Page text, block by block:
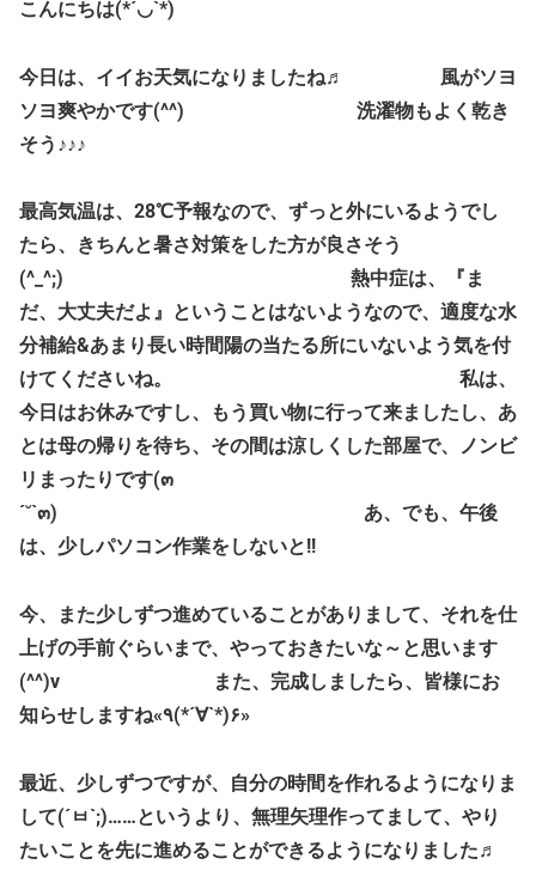
こんにちは(*´◡`*)
今日は、イイお天気になりましたね♬ 風がソヨ
ソヨ爽やかです(^^) 洗濯物もよく乾き
そう♪♪♪
最高気温は、28℃予報なので、ずっと外にいるようでし
たら、きちんと暑さ対策をした方が良さそう
(^_^;) 熱中症は、『ま
だ、大丈夫だよ』ということはないようなので、適度な水
分補給&あまり長い時間陽の当たる所にいないよう気を付
けてくださいね。 私は、
今日はお休みですし、もう買い物に行って来ましたし、あ
とは母の帰りを待ち、その間は涼しくした部屋で、ノンビ
リまったりです(๓
´˘`๓) あ、でも、午後
は、少しパソコン作業をしないと!!
今、また少しずつ進めていることがありまして、それを仕
上げの手前ぐらいまで、やっておきたいな～と思います
(^^)v また、完成しましたら、皆様にお
知らせしますね«٩(*´∀`*)۶»
最近、少しずつですが、自分の時間を作れるようになりま
して(´ㅂ`;)……というより、無理矢理作ってまして、やり
たいことを先に進めることができるようになりました♬